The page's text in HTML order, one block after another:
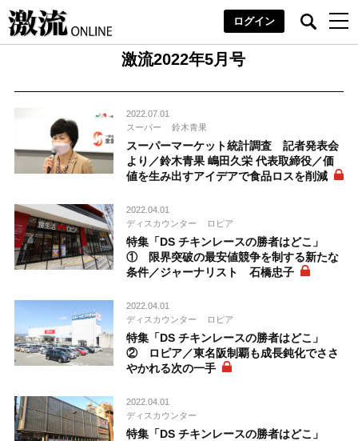
ログイン
激流2022年5月号
2022.07.01
スーパー
鈴木青果
スーパーマーケット統計調査 記者発表会
より／鈴木青果 嶋田久栄 代表取締役／価
値を生み出すアイデアで食品ロスを削減
2022.04.01
ディスカウンター
ロピア
特集「DS チキンレースの勝者はどこ」
① 限界突破の最安値競争を制する新たな
条件／ジャーナリスト 石橋忠子
2022.04.01
ディスカウンター
ロピア
特集「DS チキンレースの勝者はどこ」
② ロピア／東名阪制覇も成長鈍化でささ
やかれる次の一手
2022.04.01
ディスカウンター
特集「DS チキンレースの勝者はどこ」